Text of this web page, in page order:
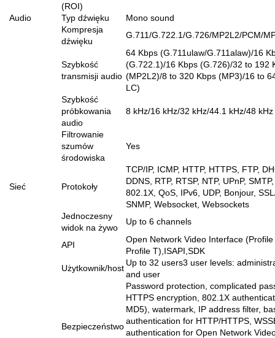
(ROI)
Audio Typ dźwięku
Mono sound
Kompresja
dźwięku
G.711/G.722.1/G.726/MP2L2/PCM/
Szybkość
transmisji audio
64 Kbps (G.711ulaw/G.711alaw)/16
(G.722.1)/16 Kbps (G.726)/32 to 192
(MP2L2)/8 to 320 Kbps (MP3)/16 to
LC)
Szybkość
próbkowania
audio
8 kHz/16 kHz/32 kHz/44.1 kHz/48 kHz
Filtrowanie
szumów
środowiska
Yes
Sieć Protokoły
TCP/IP, ICMP, HTTP, HTTPS, FTP,
DDNS, RTP, RTSP, NTP, UPnP,
802.1X, QoS, IPv6, UDP, Bonjour,
SNMP, Websocket, Websockets
Jednoczesny
widok na żywo
Up to 6 channels
API
Open Network Video Interface
Profile T),ISAPI,SDK
Użytkownik/host
Up to 32 users3 user levels:
and user
Bezpieczeństwo
Password protection, complicated
HTTPS encryption, 802.1X
MD5), watermark, IP address filter,
authentication for HTTP/HTTPS,
authentication for Open Network